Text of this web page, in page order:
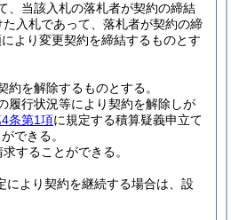
、当該入札の落札者が契約の締結
入札であって、落札者が契約の締
より変更契約を締結するものとす
を解除するものとする。
履行状況等により契約を解除しが
条第1項に規定する積算疑義申立て
できる。
することができる。
により契約を継続する場合は、設